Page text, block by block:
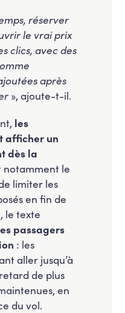
réserver
le vrai prix
clics, avec des
après
», ajoute-t-il.
les
afficher un
dès la
notamment le
limiter les
en fin de
le texte
passagers
: les
aller jusqu’à
de plus
en
du vol.